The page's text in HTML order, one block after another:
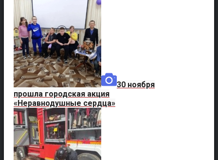
30 ноября
прошла городская акция
«Неравнодушные сердца»